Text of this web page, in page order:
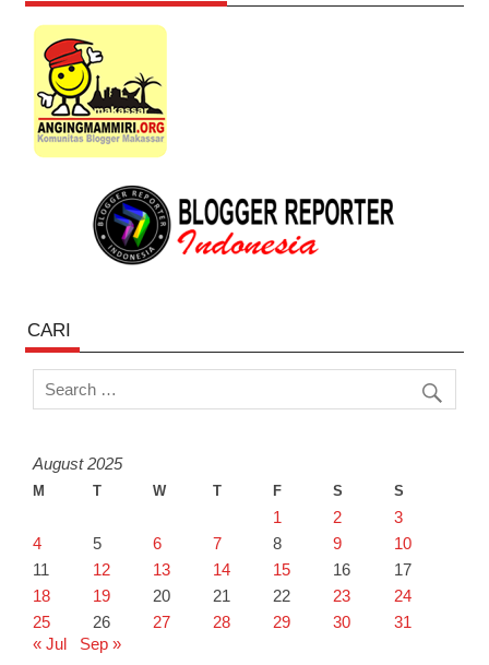
CARI
August 2025
M T W T F S S
1 2
3
4
5 6 7 8 9
10
11
12 13 14 15 16
17
18
19 20 21 22 23
24
25
26 27 28 29 30
31
« Jul
Sep »